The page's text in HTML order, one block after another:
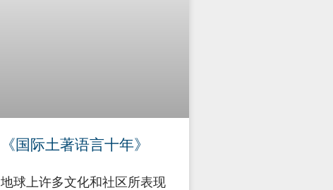
《国际土著语言十年》
地球上许多文化和社区所表现